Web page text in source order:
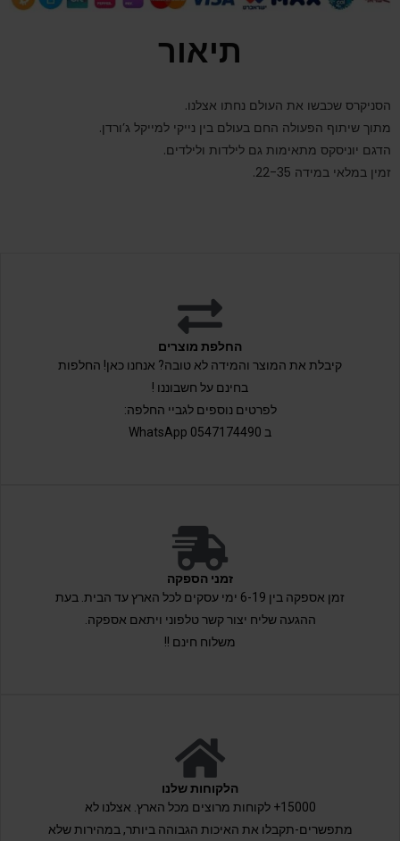
תיאור
הסניקרס שכבשו את העולם נחתו אצלנו.
מתוך שיתוף הפעולה החם בעולם בין נייקי למייקל ג’ורדן.
הדגם יוניסקס מתאימות גם לילדות ולילדים.
זמין במלאי במידה 22-35.
החלפת מוצרים
קיבלת את המוצר והמידה לא טובה? אנחנו כאן! החלפות
בחינם על חשבוננו !
לפרטים נוספים לגביי החלפה:
ב 0547174490 WhatsApp
זמני הספקה
זמן אספקה בין 6-19 ימי עסקים לכל הארץ עד הבית. בעת
ההגעה שליח יצור קשר טלפוני ויתאם אספקה.
משלוח חינם !!
הלקוחות שלנו
15000+ לקוחות מרוצים מכל הארץ. אצלנו לא
מתפשרים-תקבלו את האיכות הגבוהה ביותר, במהירות שלא